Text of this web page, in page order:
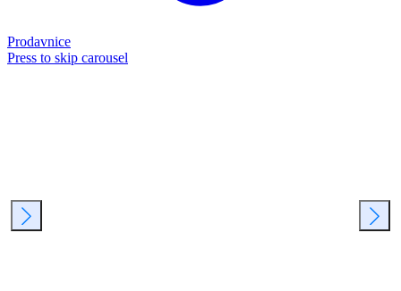
Prodavnice
Press to skip carousel